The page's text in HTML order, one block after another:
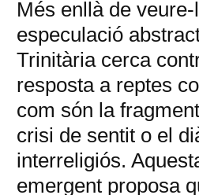
Més enllà de
especulació
Trinitària cerca
resposta a reptes
com són la
crisi de sentit o el
interreligiós.
emergent proposa